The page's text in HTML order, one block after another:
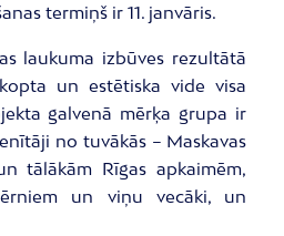
termiņš ir 11. janvāris.
laukuma izbūves rezultātā
un estētiska vide visa
galvenā mērķa grupa ir
no tuvākās – Maskavas
tālākām Rīgas apkaimēm,
un viņu vecāki, un